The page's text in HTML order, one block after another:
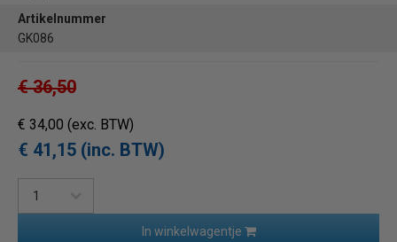
Artikelnummer
GK086
€ 36,50
€ 34,00 (exc. BTW)
€ 41,15 (inc. BTW)
In winkelwagentje